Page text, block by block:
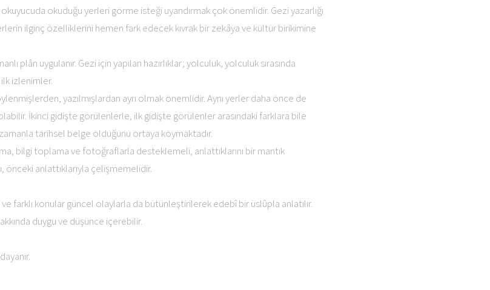
okuyucuda okuduğu yerleri görme isteği uyandırmak çok önemlidir. Gezi yazarlığı
ilginç özelliklerini hemen fark edecek kıvrak bir zekâya ve kültür birikimine
plân uygulanır. Gezi için yapılan hazırlıklar; yolculuk, yolculuk sırasında
izlenimler.
yazılmışlardan ayrı olmak önemlidir. Aynı yerler daha önce de
İkinci gidişte görülenlerle, ilk gidişte görülenler arasındaki farklara bile
tarihsel belge olduğunu ortaya koymaktadır.
bilgi toplama ve fotoğraflarla desteklemeli, anlattıklarını bir mantık
anlattıklarıyla çelişmemelidir.
farklı konular güncel olaylarla da bütünleştirilerek edebî bir üslûpla anlatılır.
duygu ve düşünce içerebilir.